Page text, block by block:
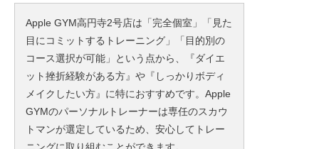
Apple GYM高円寺2号店は「完全個室」「見た
目にコミットするトレーニング」「目的別の
コース選択が可能」という点から、『ダイエ
ット挫折経験がある方』や『しっかりボディ
メイクしたい方』に特におすすめです。Apple
GYMのパーソナルトレーナーは専任のスカウ
トマンが選定しているため、安心してトレー
ニングに取り組むことができます。